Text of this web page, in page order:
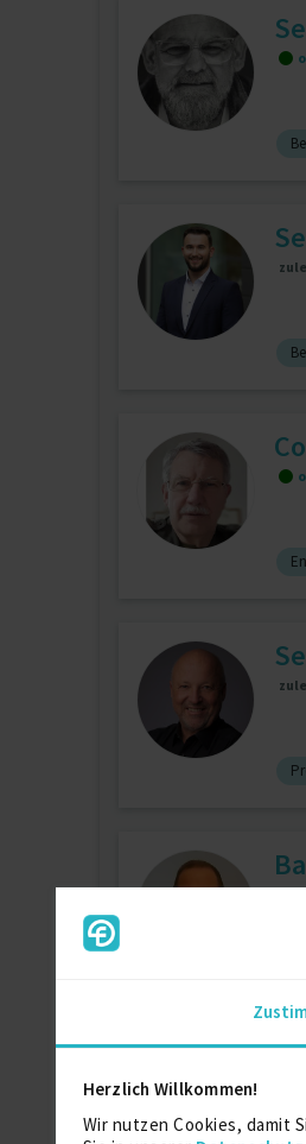
Herzlich Willkommen!
Wir nutzen Cookies, damit